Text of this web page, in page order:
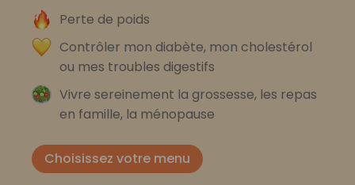
Perte de poids
Contrôler mon diabète, mon cholestérol
ou mes troubles digestifs
Vivre sereinement la grossesse, les repas
en famille, la ménopause
Choisissez votre menu